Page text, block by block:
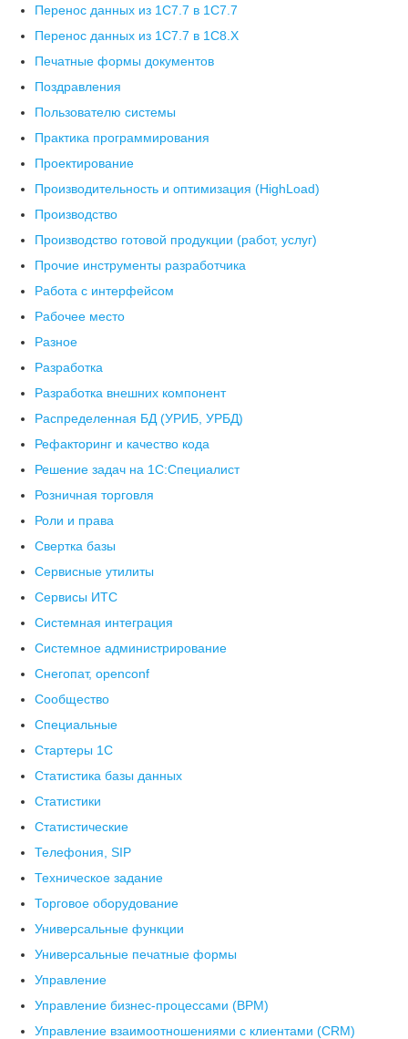
Перенос данных из 1С7.7 в 1C7.7
Перенос данных из 1С7.7 в 1C8.X
Печатные формы документов
Поздравления
Пользователю системы
Практика программирования
Проектирование
Производительность и оптимизация (HighLoad)
Производство
Производство готовой продукции (работ, услуг)
Прочие инструменты разработчика
Работа с интерфейсом
Рабочее место
Разное
Разработка
Разработка внешних компонент
Распределенная БД (УРИБ, УРБД)
Рефакторинг и качество кода
Решение задач на 1С:Специалист
Розничная торговля
Роли и права
Свертка базы
Сервисные утилиты
Сервисы ИТС
Системная интеграция
Системное администрирование
Снегопат, openconf
Сообщество
Специальные
Стартеры 1С
Статистика базы данных
Статистики
Статистические
Телефония, SIP
Техническое задание
Торговое оборудование
Универсальные функции
Универсальные печатные формы
Управление
Управление бизнес-процессами (BPM)
Управление взаимоотношениями с клиентами (СRM)